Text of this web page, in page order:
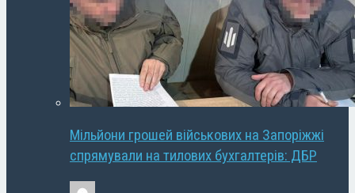
Мільйони грошей військових на Запоріжжі
спрямували на тилових бухгалтерів: ДБР